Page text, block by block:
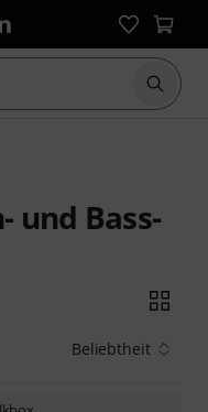
Suche
und Bass-
Beliebtheit